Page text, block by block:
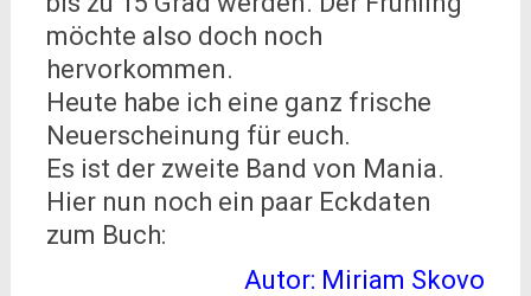
möchte also doch noch
hervorkommen.
Heute habe ich eine ganz frische
Neuerscheinung für euch.
Es ist der zweite Band von Mania.
Hier nun noch ein paar Eckdaten
zum Buch:
Autor: Miriam Skovo